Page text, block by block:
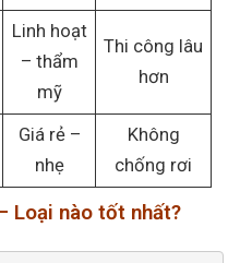
Linh hoạt
– thẩm
mỹ
Thi công lâu
hơn
Giá rẻ –
nhẹ
Không
chống rơi
Loại nào tốt nhất?